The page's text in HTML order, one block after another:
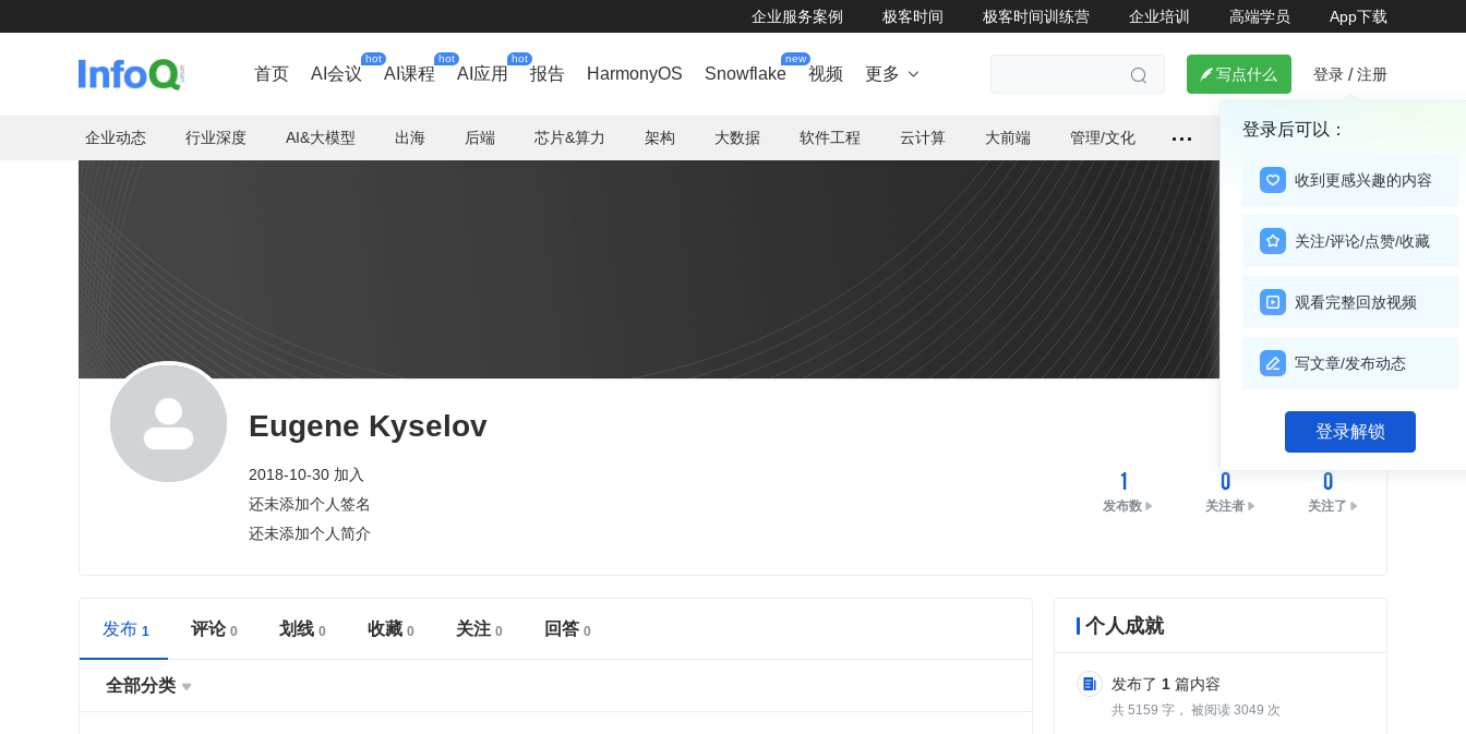
企业服务案例 极客时间 极客时间训练营 企业培训 高端学员 App下载
首页 AI会议
hot
AI课程
hot
AI应用
hot
报告 HarmonyOS Snowflake
new
视频 更多    写点什么 登录 / 注册
登录后可以：
收到更感兴趣的内容
关注/评论/点赞/收藏
观看完整回放视频
写文章/发布动态
登录解锁
企业动态 行业深度 AI&大模型 出海 后端 芯片&算力 架构 大数据 软件工程 云计算 大前端 管理/文化
Eugene Kyselov
2018-10-30 加入
还未添加个人签名
还未添加个人简介
关注
1
发布数
0
关注者
0
关注了
发布 评论 划线 收藏 关注 回答
全部分类 
个人成就
发布了 1 篇内容
共 5159 字， 被阅读 3049 次